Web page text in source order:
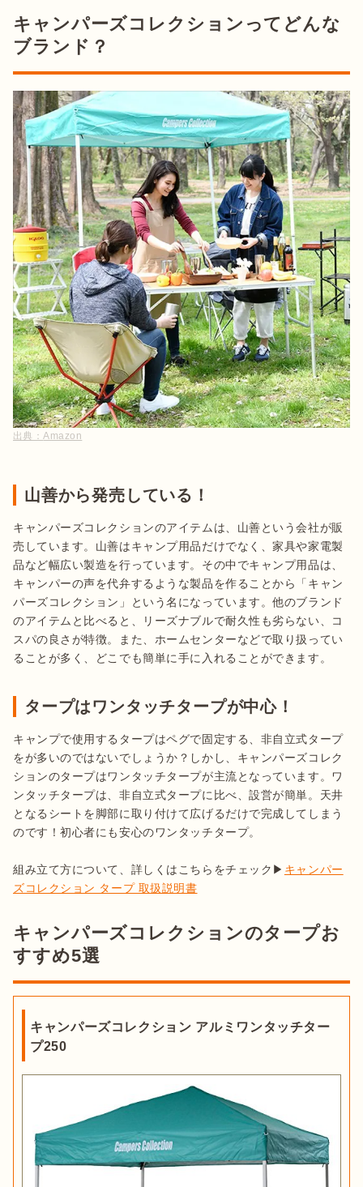
キャンパーズコレクションってどんな
ブランド？
出典：Amazon
山善から発売している！
キャンパーズコレクションのアイテムは、山善という会社が販
売しています。山善はキャンプ用品だけでなく、家具や家電製
品など幅広い製造を行っています。その中でキャンプ用品は、
キャンパーの声を代弁するような製品を作ることから「キャン
パーズコレクション」という名になっています。他のブランド
のアイテムと比べると、リーズナブルで耐久性も劣らない、コ
スパの良さが特徴。また、ホームセンターなどで取り扱ってい
ることが多く、どこでも簡単に手に入れることができます。
タープはワンタッチタープが中心！
キャンプで使用するタープはペグで固定する、非自立式タープ
をが多いのではないでしょうか？しかし、キャンパーズコレク
ションのタープはワンタッチタープが主流となっています。ワ
ンタッチタープは、非自立式タープに比べ、設営が簡単。天井
となるシートを脚部に取り付けて広げるだけで完成してしまう
のです！初心者にも安心のワンタッチタープ。
組み立て方について、詳しくはこちらをチェック▶ キャンパー
ズコレクション タープ 取扱説明書
キャンパーズコレクションのタープお
すすめ5選
キャンパーズコレクション アルミワンタッチター
プ250